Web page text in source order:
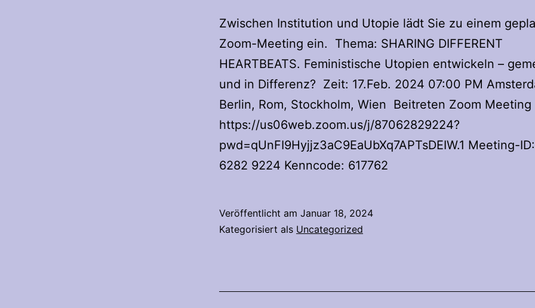
Zwischen Institution und Utopie lädt Sie zu einem
Zoom-Meeting ein. Thema: SHARING DIFFERENT
HEARTBEATS. Feministische Utopien entwickeln –
und in Differenz? Zeit: 17.Feb. 2024 07:00 PM
Berlin, Rom, Stockholm, Wien Beitreten Zoom Meeting
https://us06web.zoom.us/j/87062829224?
pwd=qUnFI9Hyjjz3aC9EaUbXq7APTsDEIW.1 Meeting-
6282 9224 Kenncode: 617762
Veröffentlicht am Januar 18, 2024
Kategorisiert als Uncategorized